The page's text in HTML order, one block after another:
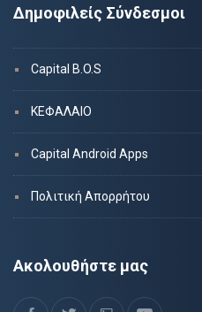
Δημοφιλείς Σύνδεσμοι
Capital B.O.S
ΚΕΦΑΛΑΙΟ
Capital Android Apps
Πολιτική Απορρήτου
Ακολουθήστε μας